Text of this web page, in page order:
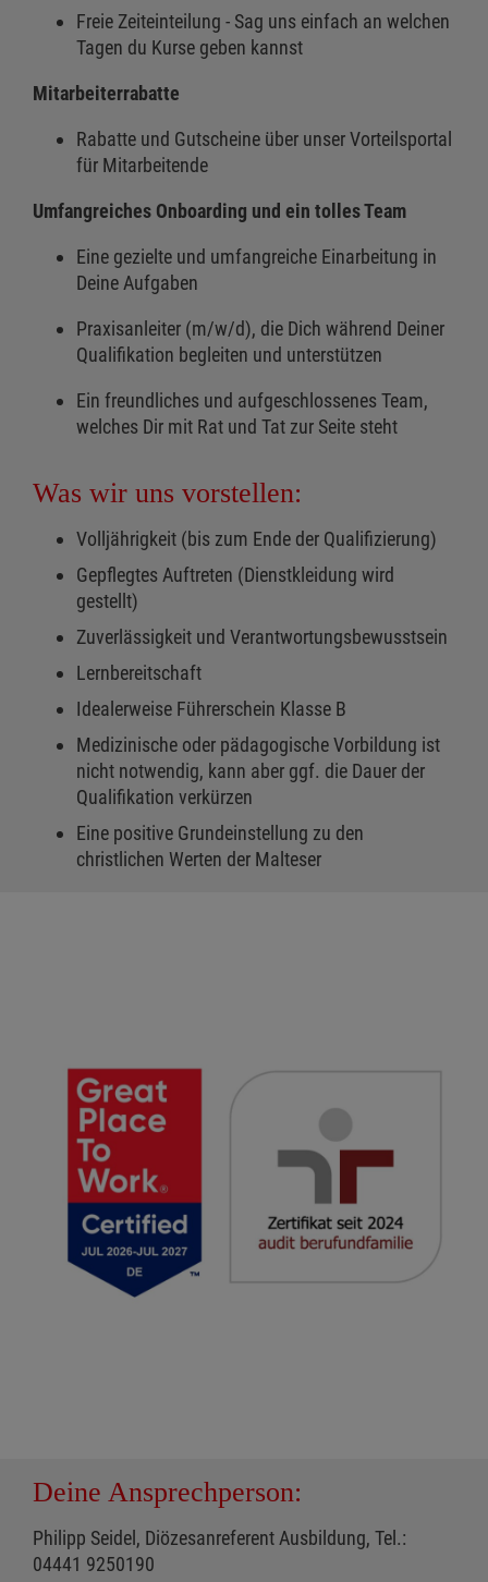
Freie Zeiteinteilung - Sag uns einfach an welchen
Tagen du Kurse geben kannst
Mitarbeiterrabatte
Rabatte und Gutscheine über unser Vorteilsportal
für Mitarbeitende
Umfangreiches Onboarding und ein tolles Team
Eine gezielte und umfangreiche Einarbeitung in
Deine Aufgaben
Praxisanleiter (m/w/d), die Dich während Deiner
Qualifikation begleiten und unterstützen
Ein freundliches und aufgeschlossenes Team,
welches Dir mit Rat und Tat zur Seite steht
Was wir uns vorstellen:
Volljährigkeit (bis zum Ende der Qualifizierung)
Gepflegtes Auftreten (Dienstkleidung wird
gestellt)
Zuverlässigkeit und Verantwortungsbewusstsein
Lernbereitschaft
Idealerweise Führerschein Klasse B
Medizinische oder pädagogische Vorbildung ist
nicht notwendig, kann aber ggf. die Dauer der
Qualifikation verkürzen
Eine positive Grundeinstellung zu den
christlichen Werten der Malteser
Deine Ansprechperson:
Philipp Seidel, Diözesanreferent Ausbildung, Tel.:
04441 9250190